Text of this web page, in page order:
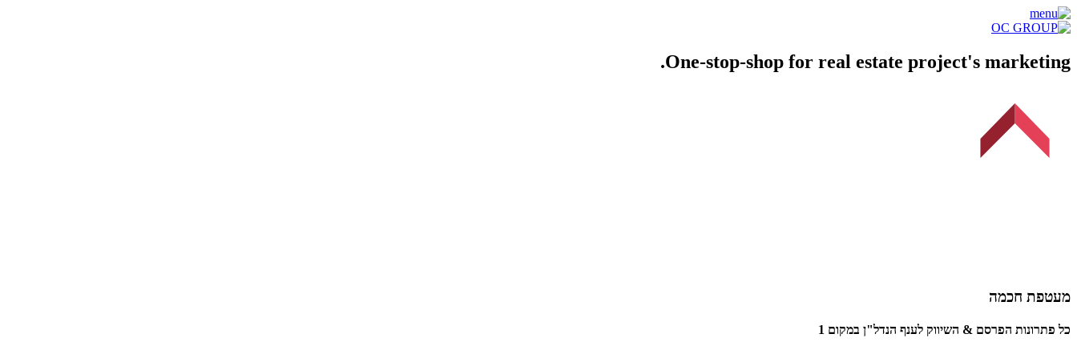
שִׂים
לֵב:
בְּאֲתָר
מֻפְעֶלֶת
הַמְּסַיַּעַת
לִנְגִישׁוּת
הָאֲתָר.
לְחַץ
F10
לִפְתִיחַת
One-stop-shop for real estate project's marketing.
מעטפת חכמה
כל פתרונות הפרסם & השיווק לענף הנדל"ן במקום 1